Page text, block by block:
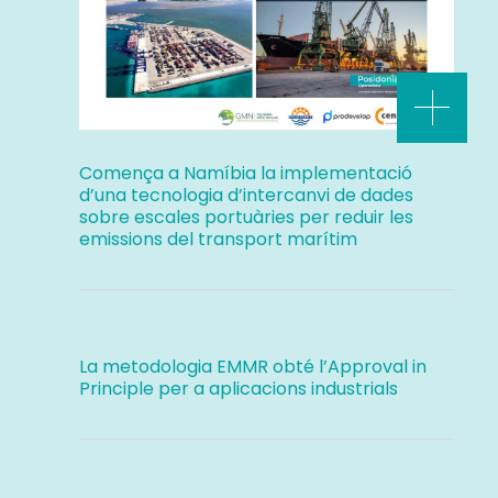
Comença a Namíbia la implementació
d’una tecnologia d’intercanvi de dades
sobre escales portuàries per reduir les
emissions del transport marítim
La metodologia EMMR obté l’Approval in
Principle per a aplicacions industrials